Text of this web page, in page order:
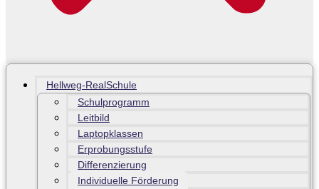
Hellweg-RealSchule
Schulprogramm
Leitbild
Laptopklassen
Erprobungsstufe
Differenzierung
Individuelle Förderung